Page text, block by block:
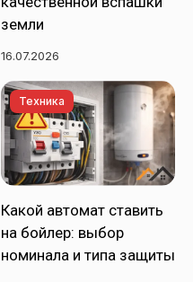
земли
16.07.2026
Техника
Какой автомат ставить
на бойлер: выбор
номинала и типа защиты